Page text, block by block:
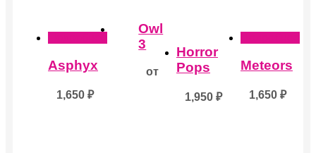
Asphyx
1,650₽
товар
имеет
несколько
вариаций.
Опции
Owl
3
от
Horror
Pops
1,950₽
Meteors
1,650₽